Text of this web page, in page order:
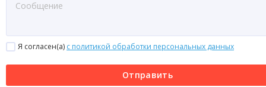
Я согласен(a) с политикой обработки персональных данных
Отправить